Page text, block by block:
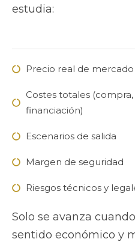
estudia:
Precio real de mercado
Costes totales
financiación)
Escenarios de salida
Margen de seguridad
Riesgos técnicos y
Solo se avanza
sentido económico y